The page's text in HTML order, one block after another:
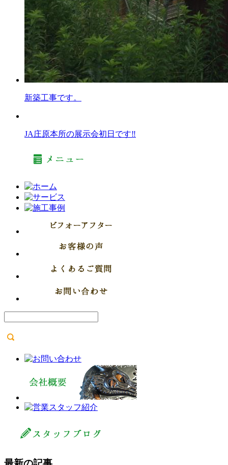
新築工事です。
JA庄原本所の展示会初日です‼︎